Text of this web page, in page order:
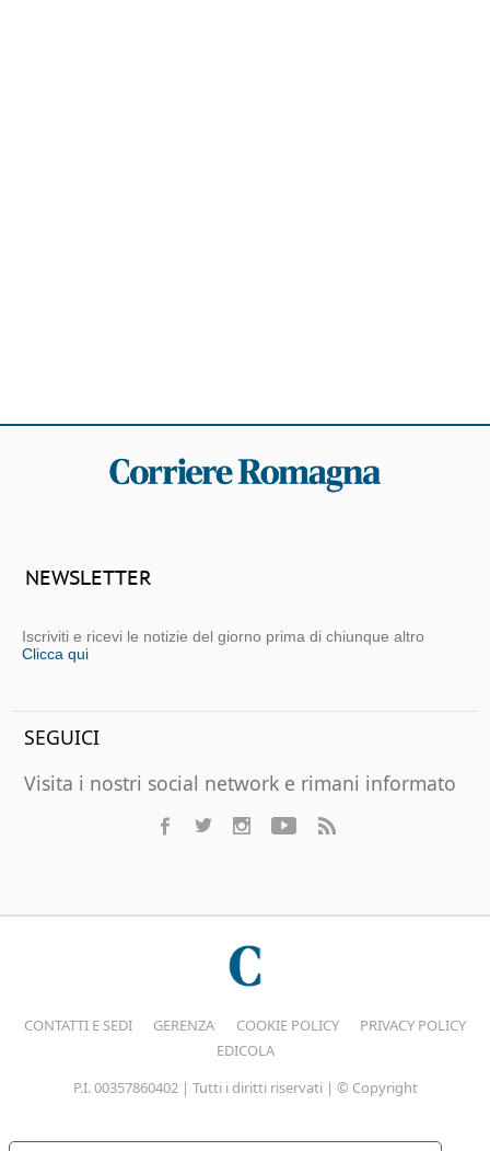
NEWSLETTER
Iscriviti e ricevi le notizie del giorno prima di chiunque altro
Clicca qui
SEGUICI
Visita i nostri social network e rimani informato
CONTATTI E SEDI GERENZA COOKIE POLICY
PRIVACY POLICY
EDICOLA
P.I. 00357860402 | Tutti i diritti riservati | © Copyright